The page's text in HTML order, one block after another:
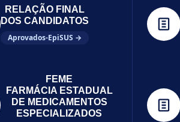
RELAÇÃO FINAL
DOS CANDIDATOS
Aprovados-EpiSUS →
FEME
FARMÁCIA ESTADUAL
DE MEDICAMENTOS
ESPECIALIZADOS